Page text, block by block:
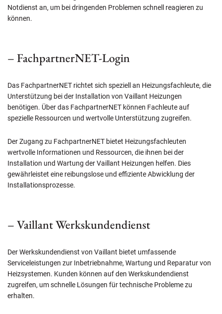
Notdienst an, um bei dringenden Problemen schnell reagieren zu
können.
– FachpartnerNET-Login
Das FachpartnerNET richtet sich speziell an Heizungsfachleute, die
Unterstützung bei der Installation von Vaillant Heizungen
benötigen. Über das FachpartnerNET können Fachleute auf
spezielle Ressourcen und wertvolle Unterstützung zugreifen.
Der Zugang zu FachpartnerNET bietet Heizungsfachleuten
wertvolle Informationen und Ressourcen, die ihnen bei der
Installation und Wartung der Vaillant Heizungen helfen. Dies
gewährleistet eine reibungslose und effiziente Abwicklung der
Installationsprozesse.
– Vaillant Werkskundendienst
Der Werkskundendienst von Vaillant bietet umfassende
Serviceleistungen zur Inbetriebnahme, Wartung und Reparatur von
Heizsystemen. Kunden können auf den Werkskundendienst
zugreifen, um schnelle Lösungen für technische Probleme zu
erhalten.